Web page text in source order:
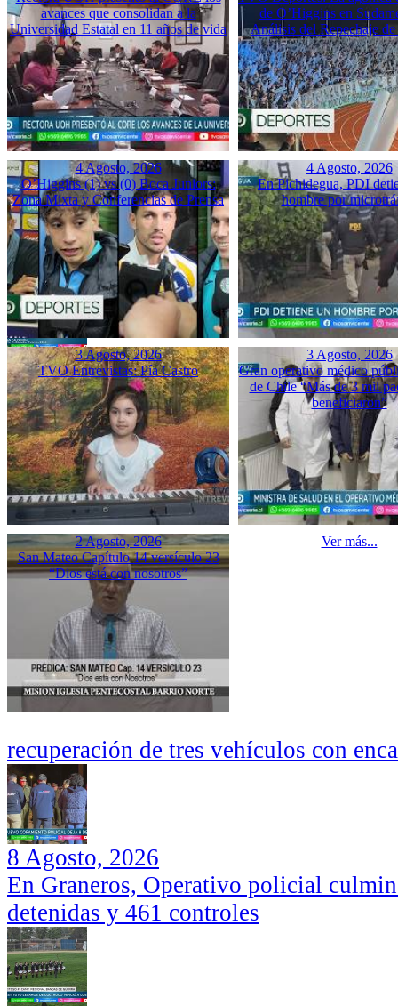
avances que consolidan a la
Universidad Estatal en 11 años de vida
de O’Higgins en
Análisis del Repechaje de
4 Agosto, 2026
O’Higgins (1) vs (0) Boca Juniors:
Zona Mixta y Conferencias de Prensa
4 Agosto, 2026
En Pichidegua, PDI
hombre por
3 Agosto, 2026
TVO Entrevistas: Pía Castro
3 Agosto, 2026
Gran operativo médico
de Chile “Más de 3 mil
beneficiaron”
2 Agosto, 2026
San Mateo Capítulo 14 versículo 23
“Dios está con nosotros”
Ver más...
recuperación de tres vehículos con
8 Agosto, 2026
En Graneros, Operativo policial
detenidas y 461 controles